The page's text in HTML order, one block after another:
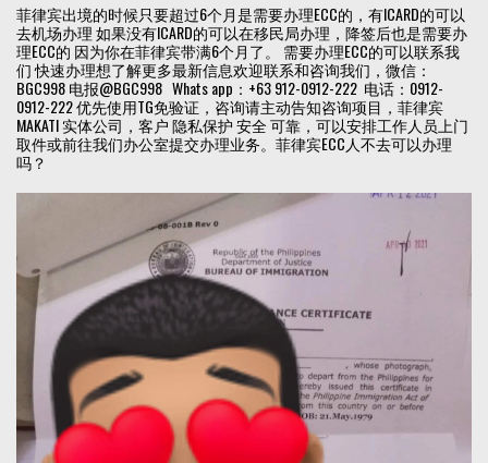
菲律宾出境的时候只要超过6个月是需要办理ECC的，有ICARD的可以
去机场办理 如果没有ICARD的可以在移民局办理，降签后也是需要办
理ECC的 因为你在菲律宾带满6个月了。 需要办理ECC的可以联系我
们 快速办理想了解更多最新信息欢迎联系和咨询我们，微信：
BGC998 电报@BGC998 Whats app：+63 912-0912-222 电话：0912-
0912-222 优先使用TG免验证，咨询请主动告知咨询项目，菲律宾
MAKATI 实体公司，客户 隐私保护 安全 可靠，可以安排工作人员上门
取件或前往我们办公室提交办理业务。菲律宾ECC人不去可以办理
吗？